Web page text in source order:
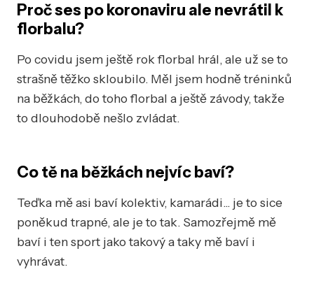
Proč ses po koronaviru ale nevrátil k
florbalu?
Po covidu jsem ještě rok florbal hrál, ale už se to
strašně těžko skloubilo. Měl jsem hodně tréninků
na běžkách, do toho florbal a ještě závody, takže
to dlouhodobě nešlo zvládat.
Co tě na běžkách nejvíc baví?
Teďka mě asi baví kolektiv, kamarádi... je to sice
poněkud trapné, ale je to tak. Samozřejmě mě
baví i ten sport jako takový a taky mě baví i
vyhrávat.